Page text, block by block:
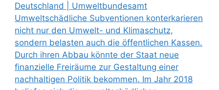
Deutschland | Umweltbundesamt
Umweltschädliche Subventionen konterkarieren
nicht nur den Umwelt- und Klimaschutz,
sondern belasten auch die öffentlichen Kassen.
Durch ihren Abbau könnte der Staat neue
finanzielle Freiräume zur Gestaltung einer
nachhaltigen Politik bekommen. Im Jahr 2018